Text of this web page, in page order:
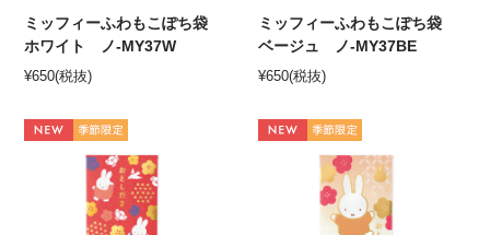
ミッフィーふわもこぽち袋
ホワイト ノ-MY37W
¥650(税抜)
ミッフィーふわもこぽち袋
ベージュ ノ-MY37BE
¥650(税抜)